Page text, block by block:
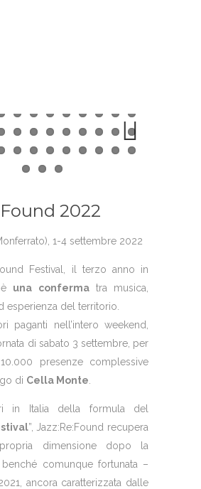
Next
2022
1-4 settembre 2022
Festival, il terzo anno in
è una confermatra musica,
esperienza del territorio.
paganti nell’intero weekend,
di sabato 3 settembre, per
presenze complessive
di Cella Monte
in Italia della formula del
”, Jazz:Re:Found recupera
dimensione dopo la
comunque fortunata –
ancora caratterizzata dalle